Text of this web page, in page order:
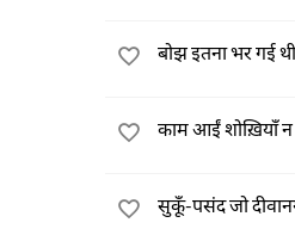
बोझ इतना भर गई
काम आईं शोख़ियाँ न
सुकूँ-पसंद जो